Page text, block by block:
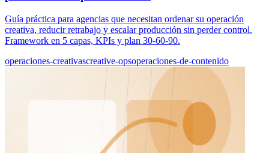
Guía práctica para agencias que necesitan ordenar su operación
creativa, reducir retrabajo y escalar producción sin perder control.
Framework en 5 capas, KPIs y plan 30-60-90.
operaciones-creativascreative-opsoperaciones-de-contenido